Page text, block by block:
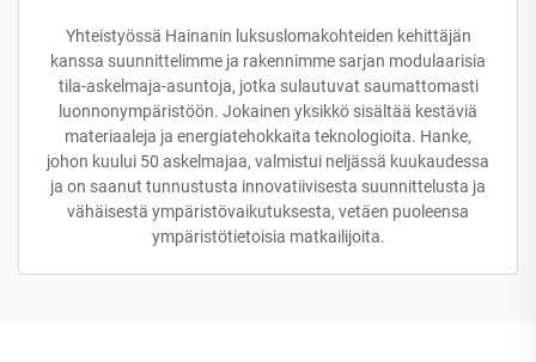
Yhteistyössä Hainanin luksuslomakohteiden kehittäjän
kanssa suunnittelimme ja rakennimme sarjan modulaarisia
tila-askelmaja-asuntoja, jotka sulautuvat saumattomasti
luonnonympäristöön. Jokainen yksikkö sisältää kestäviä
materiaaleja ja energiatehokkaita teknologioita. Hanke,
johon kuului 50 askelmajaa, valmistui neljässä kuukaudessa
ja on saanut tunnustusta innovatiivisesta suunnittelusta ja
vähäisestä ympäristövaikutuksesta, vetäen puoleensa
ympäristötietoisia matkailijoita.